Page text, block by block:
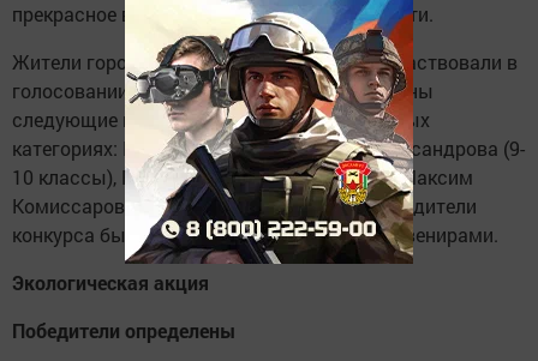
прекрасное в окружающей действительности.
Жители города с большим энтузиазмом участвовали в
голосовании, в ходе которого были выявлены
следующие победители в разных возрастных
категориях: Кристина Санникова, Анна Александрова (9-
10 классы), Рамиля Гильманова (4 класс), Максим
Комиссаров (4 класс). Все участники и победители
конкурса были награждены памятными сувенирами.
Экологическая акция
Победители определены